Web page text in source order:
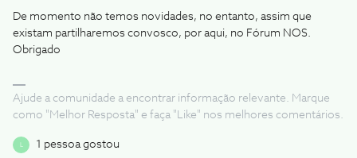
De momento não temos novidades, no entanto, assim que
existam partilharemos convosco, por aqui, no Fórum NOS.
Obrigado
Ajude a comunidade a encontrar informação relevante. Marque
como "Melhor Resposta" e faça "Like" nos melhores comentários.
1 pessoa gostou